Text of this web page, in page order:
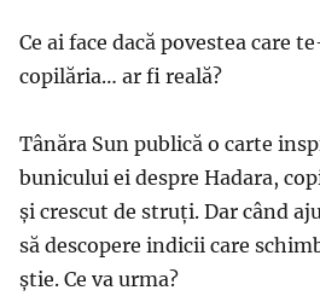
Ce ai face dacă povestea care
copilăria… ar fi reală?
Tânăra Sun publică o carte
bunicului ei despre Hadara,
și crescut de struți. Dar când
să descopere indicii care
știe. Ce va urma?